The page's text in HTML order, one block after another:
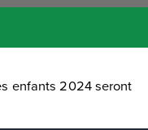
enfants 2024 seront